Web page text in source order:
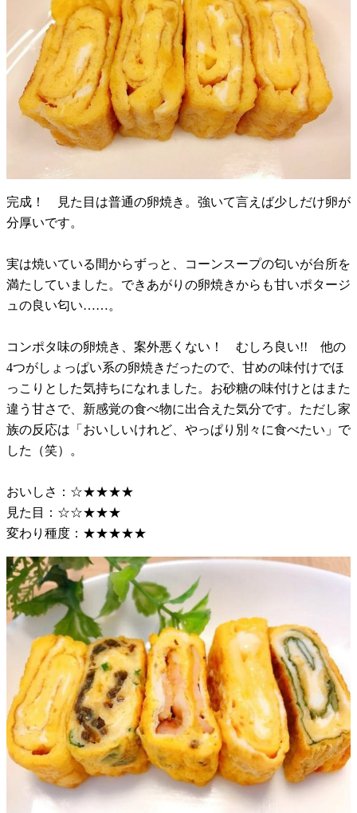
完成！ 見た目は普通の卵焼き。強いて言えば少しだけ卵が
分厚いです。
実は焼いている間からずっと、コーンスープの匂いが台所を
満たしていました。できあがりの卵焼きからも甘いポタージ
ュの良い匂い……。
コンポタ味の卵焼き、案外悪くない！ むしろ良い!! 他の
4つがしょっぱい系の卵焼きだったので、甘めの味付けでほ
っこりとした気持ちになれました。お砂糖の味付けとはまた
違う甘さで、新感覚の食べ物に出合えた気分です。ただし家
族の反応は「おいしいけれど、やっぱり別々に食べたい」で
した（笑）。
おいしさ：☆★★★★
見た目：☆☆★★★
変わり種度：★★★★★